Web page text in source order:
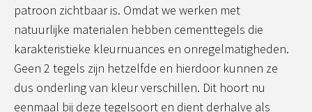
patroon zichtbaar is. Omdat we werken met
natuurlijke materialen hebben cementtegels die
karakteristieke kleurnuances en onregelmatigheden.
Geen 2 tegels zijn hetzelfde en hierdoor kunnen ze
dus onderling van kleur verschillen. Dit hoort nu
eenmaal bij deze tegelsoort en dient derhalve als